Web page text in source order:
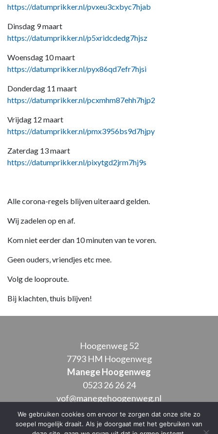
https://datumprikker.nl/pvxeu3cxbyc7hjab
Dinsdag 9 maart
https://datumprikker.nl/p5xridcdedg7hjsz
Woensdag 10 maart
https://datumprikker.nl/pyx86qd7efr7hjsi
Donderdag 11 maart
https://datumprikker.nl/pcxmhm87ehh7hjp2
Vrijdag 12 maart
https://datumprikker.nl/pmx3956bs9d7hjpy
Zaterdag 13 maart
https://datumprikker.nl/pixytgd2jrm7hj9s
Alle corona-regels blijven uiteraard gelden.
Wij zadelen op en af.
Kom niet eerder dan 10 minuten van te voren.
Geen ouders, vriendjes etc mee.
Volg de looproute.
Bij klachten, thuis blijven!
Hoogenweg 52
7793 HM Hoogenweg
Manege Hoogenweg
0523 26 26 24
vof@manegehoogenweg.nl
We gebruiken cookies om ervoor te zorgen dat onze site zo
soepel mogelijk draait. Als je doorgaat met het gebruiken van